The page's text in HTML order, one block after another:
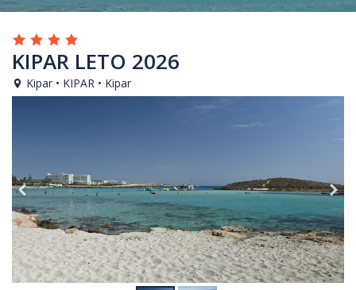
KIPAR LETO 2026
Kipar • KIPAR • Kipar